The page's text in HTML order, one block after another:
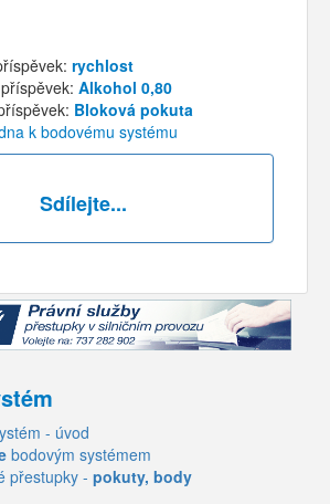
rychlost
Alkohol 0,80
Bloková pokuta
k bodovému systému
Sdílejte...
- úvod
bodovým systémem
přestupky - pokuty, body